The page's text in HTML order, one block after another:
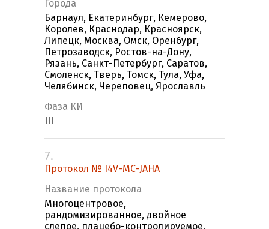
Города
Барнаул, Екатеринбург, Кемерово,
Королев, Краснодар, Красноярск,
Липецк, Москва, Омск, Оренбург,
Петрозаводск, Ростов-на-Дону,
Рязань, Санкт-Петербург, Саратов,
Смоленск, Тверь, Томск, Тула, Уфа,
Челябинск, Череповец, Ярославль
Фаза КИ
7.
Протокол № I4V-MC-JAHA
Название протокола
Многоцентровое,
рандомизированное, двойное
слепое, плацебо-контролируемое,